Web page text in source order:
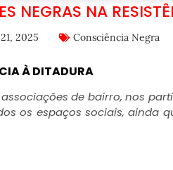
NEGRAS NA
2025 Consciência Negra
À DITADURA
de bairro,nos
os espaços sociais,ainda